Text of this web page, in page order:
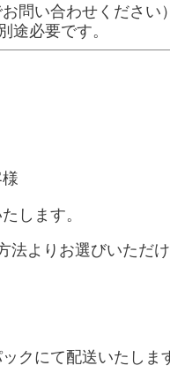
問い合わせください）
途必要です。
します。
法よりお選びいただ
クにて配送いたしま